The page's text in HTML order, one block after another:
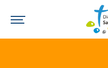
Un mouvement